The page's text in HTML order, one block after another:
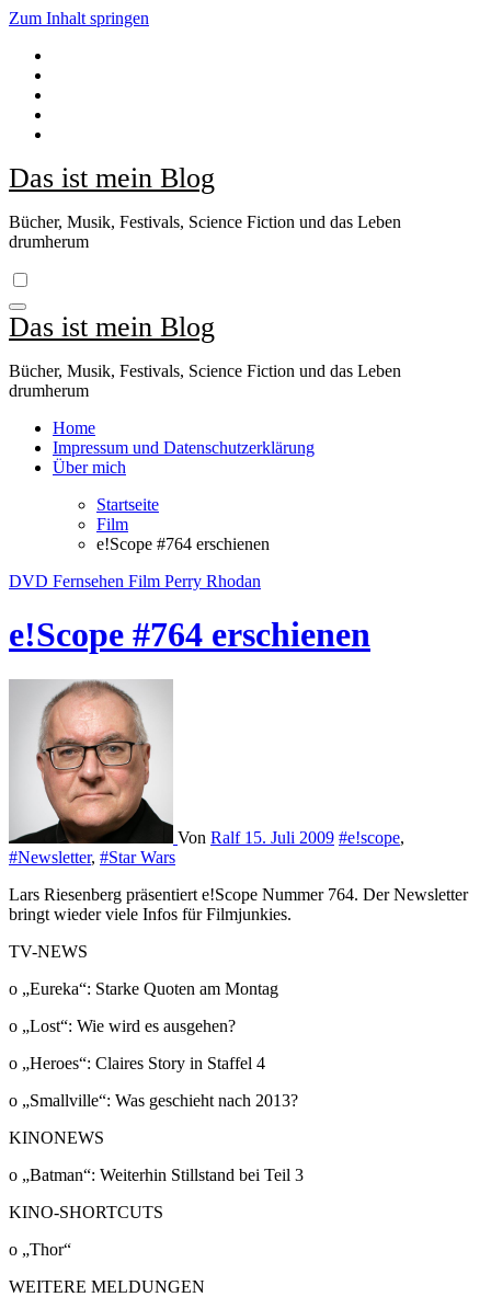
Zum Inhalt springen
Das ist mein Blog
Bücher, Musik, Festivals, Science Fiction und das Leben
drumherum
Das ist mein Blog
Bücher, Musik, Festivals, Science Fiction und das Leben
drumherum
Home
Impressum und Datenschutzerklärung
Über mich
Startseite
Film
e!Scope #764 erschienen
DVD Fernsehen Film Perry Rhodan
e!Scope #764 erschienen
Von Ralf 15. Juli 2009 #e!scope,
#Newsletter, #Star Wars
Lars Riesenberg präsentiert e!Scope Nummer 764. Der Newsletter
bringt wieder viele Infos für Filmjunkies.
TV-NEWS
o „Eureka“: Starke Quoten am Montag
o „Lost“: Wie wird es ausgehen?
o „Heroes“: Claires Story in Staffel 4
o „Smallville“: Was geschieht nach 2013?
KINONEWS
o „Batman“: Weiterhin Stillstand bei Teil 3
KINO-SHORTCUTS
o „Thor“
WEITERE MELDUNGEN